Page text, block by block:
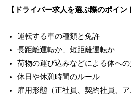
【ドライバー求人を選ぶ際のポイン
運転する車の種類と免許
長距離運転か、短距離運転か
荷物の運び込みなどによる体へ
休日や休憩時間のルール
雇用形態（正社員、契約社員、ア